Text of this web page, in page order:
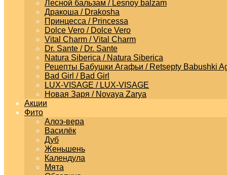
Лесной бальзам / Lesnoy balzam
Дракоша / Drakosha
Принцесса / Princessa
Dolce Vero / Dolce Vero
Vital Charm / Vital Charm
Dr. Sante / Dr. Sante
Natura Siberica / Natura Siberica
Рецепты Бабушки Агафьи / Retsepty Babushki
Bad Girl / Bad Girl
LUX-VISAGE / LUX-VISAGE
Новая Заря / Novaya Zarya
Акции
Фито
Алоэ-вера
Василёк
Дуб
Женьшень
Календула
Мята